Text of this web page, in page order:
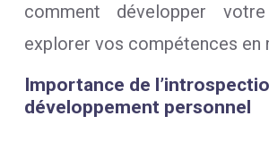
comment développer
explorer vos compétences en
Importance de
développement personnel